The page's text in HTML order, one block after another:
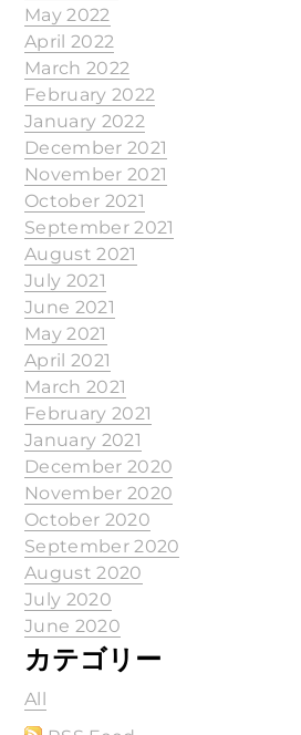
May 2022
April 2022
March 2022
February 2022
January 2022
December 2021
November 2021
October 2021
September 2021
August 2021
July 2021
June 2021
May 2021
April 2021
March 2021
February 2021
January 2021
December 2020
November 2020
October 2020
September 2020
August 2020
July 2020
June 2020
カテゴリー
All